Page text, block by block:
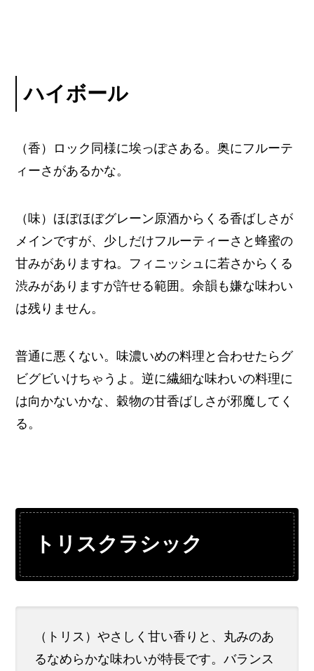
ハイボール
（香）ロック同様に埃っぽさある。奥にフルーテ
ィーさがあるかな。
（味）ほぼほぼグレーン原酒からくる香ばしさが
メインですが、少しだけフルーティーさと蜂蜜の
甘みがありますね。フィニッシュに若さからくる
渋みがありますが許せる範囲。余韻も嫌な味わい
は残りません。
普通に悪くない。味濃いめの料理と合わせたらグ
ビグビいけちゃうよ。逆に繊細な味わいの料理に
は向かないかな、穀物の甘香ばしさが邪魔してく
る。
トリスクラシック
（トリス）やさしく甘い香りと、丸みのあ
るなめらかな味わいが特長です。バランス